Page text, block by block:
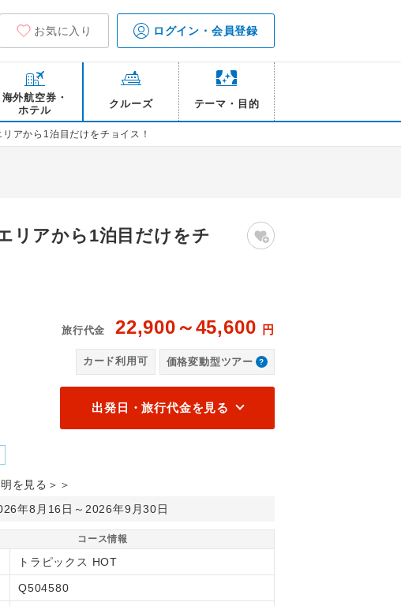
お気に入り ログイン・会員登録
海外航空券・
ホテル
クルーズ テーマ・目的
アから1泊目だけをチョイス！
リアから1泊目だけをチ
旅行代金 22,900～45,600 円
カード利用可 価格変動型ツアー
出発日・旅行代金を見る
を見る＞＞
年8月16日～2026年9月30日
コース情報
トラピックス HOT
Q504580